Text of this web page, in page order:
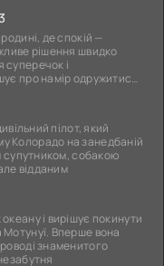
де спокій —
рішення швидко
суперечок і
про намір одружитися,
пілот, який
Колорадо на занедбаній
супутником, собакою
відданим
і вирішує покинути
Мотунуї. Вперше вона
знаменитого